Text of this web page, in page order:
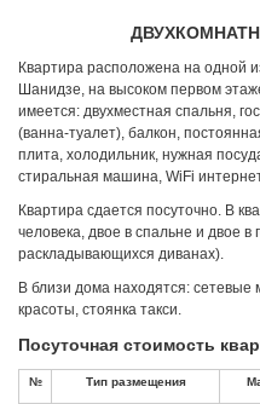
Квартира расположена на одной
Шанидзе, на высоком первом
имеется: двухместная спальня,
(ванна-туалет), балкон,
плита, холодильник, нужная
стиральная машина, WiFi
Квартира сдается посуточно. В
человека, двое в спальне и двое
раскладывающихся диванах).
В близи дома находятся: сетевые
красоты, стоянка такси.
Посуточная стоимость